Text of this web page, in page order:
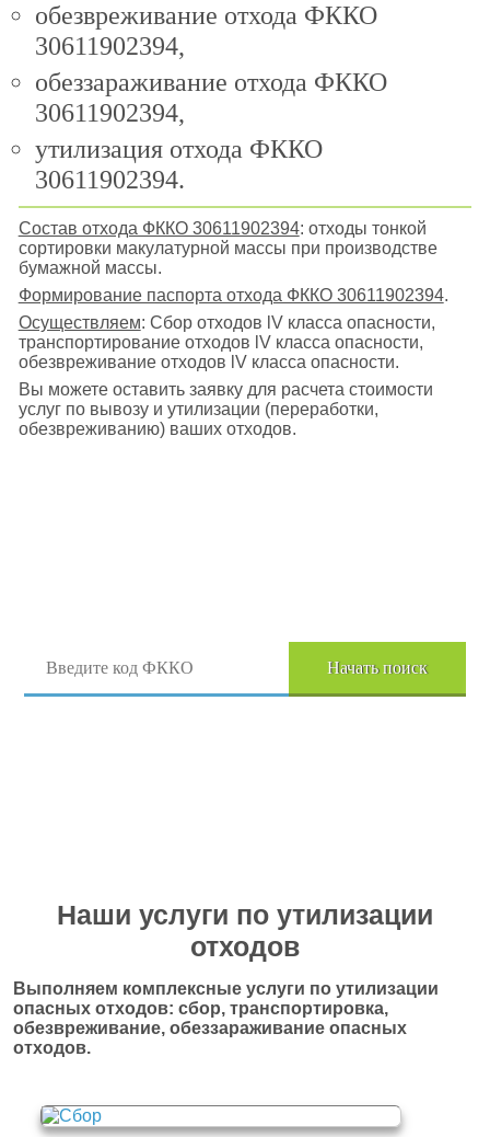
обезвреживание отхода ФККО
30611902394,
обеззараживание отхода ФККО
30611902394,
утилизация отхода ФККО
30611902394.
Состав отхода ФККО 30611902394: отходы тонкой
сортировки макулатурной массы при производстве
бумажной массы.
Формирование паспорта отхода ФККО 30611902394.
Осуществляем: Сбор отходов lV класса опасности,
транспортирование отходов lV класса опасности,
обезвреживание отходов lV класса опасности.
Вы можете оставить заявку для расчета стоимости
услуг по вывозу и утилизации (переработки,
обезвреживанию) ваших отходов.
Начать поиск
Наши услуги по утилизации
отходов
Выполняем комплексные услуги по утилизации
опасных отходов: сбор, транспортировка,
обезвреживание, обеззараживание опасных
отходов.